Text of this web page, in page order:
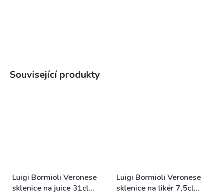
Související produkty
Luigi Bormioli Veronese
sklenice na juice 31cl
Luigi Bormioli Veronese
sklenice na likér 7,5cl